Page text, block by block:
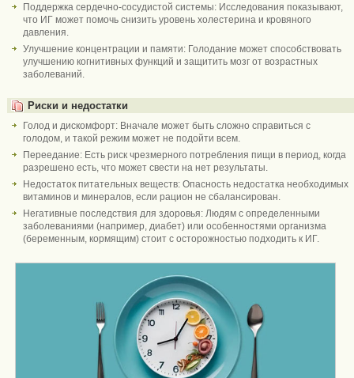
Поддержка сердечно-сосудистой системы: Исследования показывают,
что ИГ может помочь снизить уровень холестерина и кровяного
давления.
Улучшение концентрации и памяти: Голодание может способствовать
улучшению когнитивных функций и защитить мозг от возрастных
заболеваний.
Риски и недостатки
Голод и дискомфорт: Вначале может быть сложно справиться с
голодом, и такой режим может не подойти всем.
Переедание: Есть риск чрезмерного потребления пищи в период, когда
разрешено есть, что может свести на нет результаты.
Недостаток питательных веществ: Опасность недостатка необходимых
витаминов и минералов, если рацион не сбалансирован.
Негативные последствия для здоровья: Людям с определенными
заболеваниями (например, диабет) или особенностями организма
(беременным, кормящим) стоит с осторожностью подходить к ИГ.